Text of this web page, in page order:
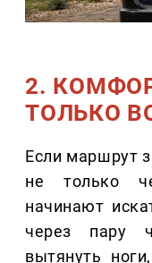
2.
ТОЛЬКО
Если маршрут
не только
начинают
через пару
вытянуть